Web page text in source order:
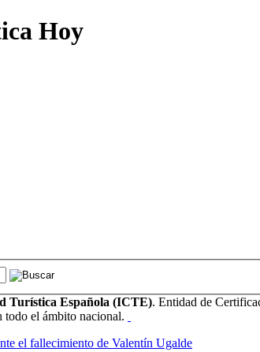
Hoy
Turística Española (ICTE). Entidad de
todo el ámbito nacional.
el fallecimiento de Valentín Ugalde